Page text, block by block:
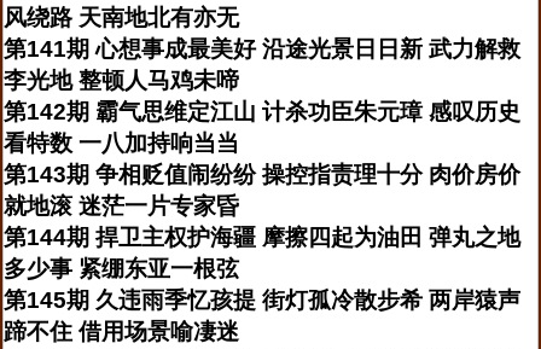
风绕路 天南地北有亦无
第141期 心想事成最美好 沿途光景日日新 武力解救
李光地 整顿人马鸡未啼
第142期 霸气思维定江山 计杀功臣朱元璋 感叹历史
看特数 一八加持响当当
第143期 争相贬值闹纷纷 操控指责理十分 肉价房价
就地滚 迷茫一片专家昏
第144期 捍卫主权护海疆 摩擦四起为油田 弹丸之地
多少事 紧绷东亚一根弦
第145期 久违雨季忆孩提 街灯孤冷散步希 两岸猿声
蹄不住 借用场景喻凄迷